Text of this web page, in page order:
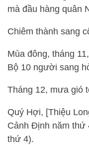
mà đầu hàng quân
Chiêm thành sang
Mùa đông, tháng
Bộ 10 người sang
Tháng 12, mưa gió
Quý Hợi, [Thiệu
Cảnh Định năm thứ
thứ 4).